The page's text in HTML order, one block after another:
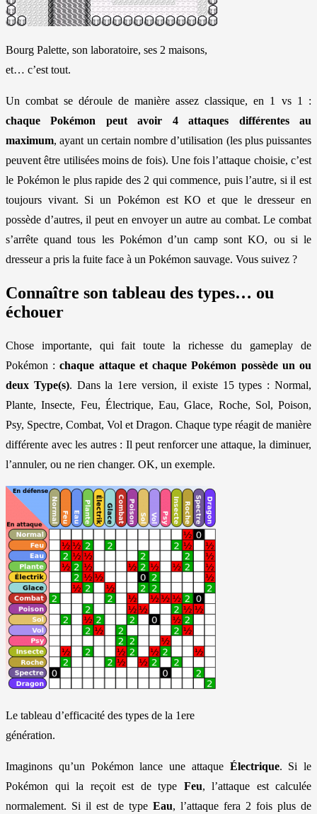
Bourg Palette, son laboratoire, ses 2 maisons,
et… c’est tout.
Un combat se déroule de manière assez classique, en 1 vs 1 :
chaque Pokémon peut avoir 4 attaques différentes au
maximum, ayant un certain nombre d’utilisation (les plus puissantes
peuvent être utilisées moins de fois). Une fois l’attaque choisie, c’est
le Pokémon le plus rapide des 2 qui commence, puis l’autre, si il est
toujours vivant. Si un Pokémon est KO et que le dresseur en
possède d’autres, il peut en envoyer un autre au combat. Le combat
s’arrête quand tous les Pokémon d’un camp sont KO, ou si le
dresseur a pris la fuite face à un Pokémon sauvage. Vous suivez ?
Connaître son tableau des types… ou
échouer
Chose importante, qui fait toute la richesse du gameplay de
Pokémon :chaque attaque et chaque Pokémon possède un ou
deux Type(s). Dans la 1ere version, il existe 15 types : Normal,
Plante, Insecte, Feu, Électrique, Eau, Glace, Roche, Sol, Poison,
Psy, Spectre, Combat, Vol et Dragon. Chaque type réagit de manière
différente avec les autres : Il peut renforcer une attaque, la diminuer,
l’annuler, ou ne rien changer. OK, un exemple.
Le tableau d’efficacité des types de la 1ere
génération.
Imaginons qu’un Pokémon lance une attaque Électrique. Si le
Pokémon qui la reçoit est de type Feu, l’attaque est calculée
normalement. Si il est de type Eau, l’attaque fera 2 fois plus de